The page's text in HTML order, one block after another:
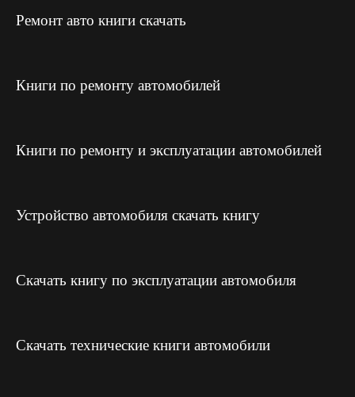
Ремонт авто книги скачать
Книги по ремонту автомобилей
Книги по ремонту и эксплуатации автомобилей
Устройство автомобиля скачать книгу
Скачать книгу по эксплуатации автомобиля
Скачать технические книги автомобили